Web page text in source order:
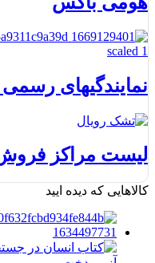
نمایندگیهای
لیست مراکز
کالاهایی که دیده ایید